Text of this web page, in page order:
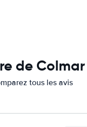
de Colmar
tous les avis